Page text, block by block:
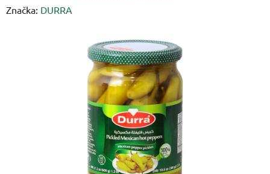
hodnocení
Značka: DURRA